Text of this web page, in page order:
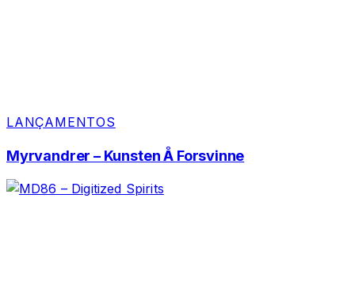
LANÇAMENTOS
Myrvandrer – Kunsten Å Forsvinne